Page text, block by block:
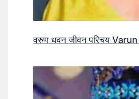
वरुण धवन जीवन परिचय